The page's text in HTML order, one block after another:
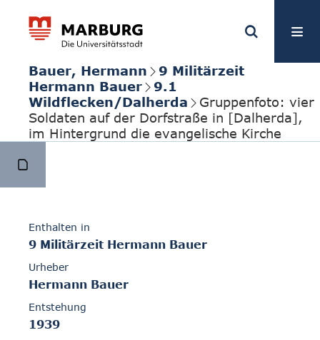
Bauer, Hermann
9 Militärzeit
Hermann Bauer
9.1
Wildflecken/Dalherda
Gruppenfoto: vier
Soldaten auf der Dorfstraße in [Dalherda],
im Hintergrund die evangelische Kirche
Enthalten in
9 Militärzeit Hermann Bauer
Urheber
Hermann Bauer
Entstehung
1939